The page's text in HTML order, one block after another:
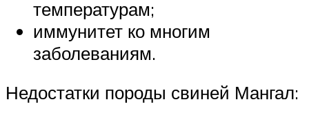
температурам;
иммунитет ко многим
заболеваниям.
Недостатки породы свиней Мангал: